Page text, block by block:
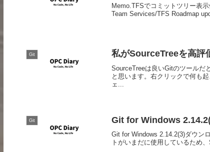
Memo.TFSでコミットツリー表
Team Services/TFS Roadmap
Git 私がSourceTreeを高評
SourceTreeは良いGitのツールだ
と思います。右クリックで何も
ェ...
Git Git for Windows
Git for Windows 2.14.2(3)ダウン
トがいまだに使用しているため